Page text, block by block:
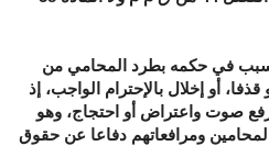
في حكمه بطرد المحامي من
أو إخلال بالإحترام الواجب، إذ
رفع صوت واعتراض أو احتجاج، وهو
ومرافعاتهم دفاعا عن حقوق